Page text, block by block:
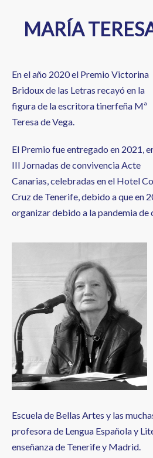
MARÍA
En el año 2020 el Premio Victorina
Bridoux de las Letras recayó en la
figura de la escritora tinerfeña Mª
Teresa de Vega.
El Premio fue entregado en 2021,
III Jornadas de convivencia Acte
Canarias, celebradas en el Hotel
Cruz de Tenerife, debido a que en
organizar debido a la pandemia de
Escuela de Bellas Artes y las
profesora de Lengua Española y
enseñanza de Tenerife y Madrid.